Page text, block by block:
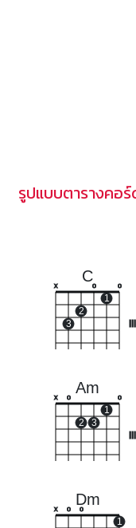
รูปแบบตารางคอ
C
x
3
2
o
1
o
Am
x o
2 3
1
o
Dm
x o o
1